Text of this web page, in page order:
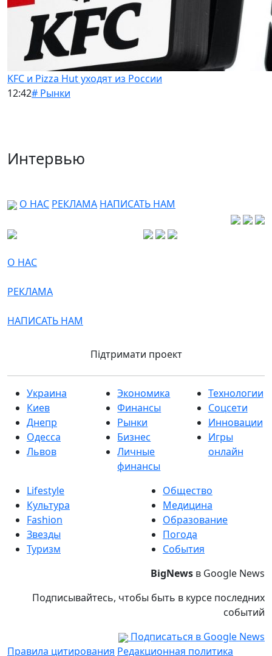
KFC и Pizza Hut уходят из России
12:42# Рынки
Интервью
О НАС РЕКЛАМА НАПИСАТЬ НАМ
О НАС
РЕКЛАМА
НАПИСАТЬ НАМ
Підтримати проект
Украина
Киев
Днепр
Одесса
Львов
Экономика
Финансы
Рынки
Бизнес
Личные
финансы
Технологии
Соцсети
Инновации
Игры
онлайн
Lifestyle
Культура
Fashion
Звезды
Туризм
Общество
Медицина
Образование
Погода
События
BigNews в Google News
Подписывайтесь, чтобы быть в курсе последних
событий
Подписаться в Google News
Правила цитирования Редакционная политика